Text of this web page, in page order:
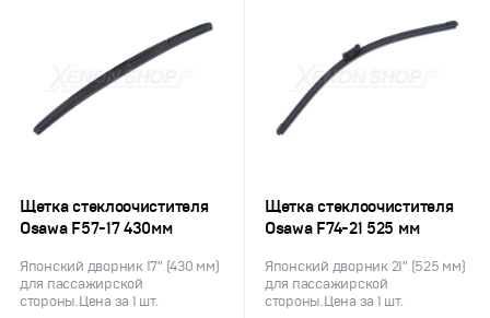
Щетка стеклоочистителя
Osawa F57-17 430мм
Японский дворник 17" (430 мм)
для пассажирской
стороны.Цена за 1 шт.
Щетка стеклоочистителя
Osawa F74-21 525 мм
Японский дворник 21" (525 мм)
для пассажирской
стороны.Цена за 1 шт.